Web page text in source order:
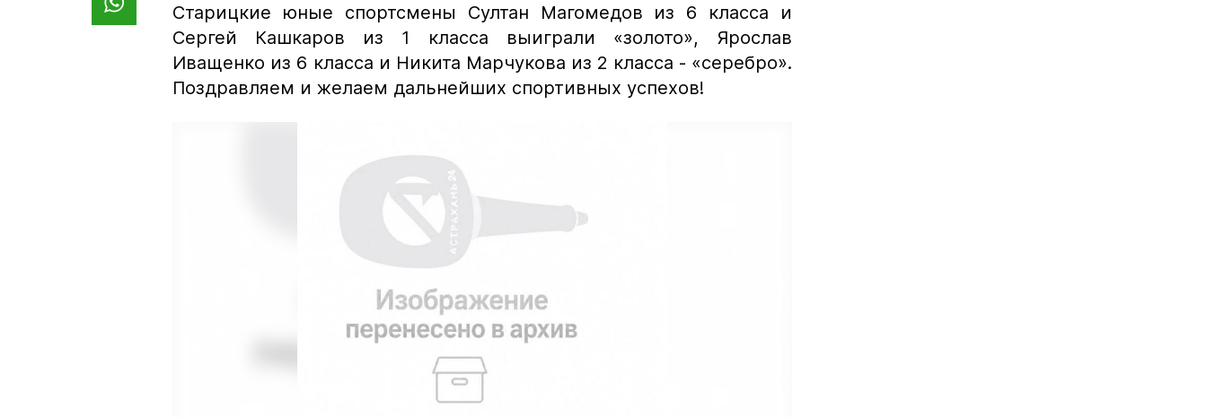
Старицкие юные спортсмены Султан Магомедов из 6 класса и
Сергей Кашкаров из 1 класса выиграли «золото», Ярослав
Иващенко из 6 класса и Никита Марчукова из 2 класса - «серебро».
Поздравляем и желаем дальнейших спортивных успехов!